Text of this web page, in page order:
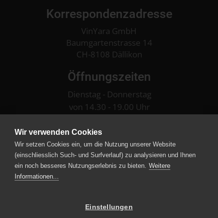
Detail
Korrespondenzadresse
VinYara GmbH
Baumgartenstrasse 14
CH-8108 Dällikon
Öffnungszeiten
Dienstag - Donnerstag
von 14.30 - 19.00 Uhr
von 13.00 - 16.00 Uhr
oder nach telefonischer Vereinbarung076 309 09 29
Wir verwenden Cookies
Wir setzen Cookies ein, um die Nutzung unserer Website
(einschliesslich Such- und Surfverlauf) zu analysieren und Ihnen
ein noch besseres Nutzungserlebnis zu bieten. Weitere
Informationen...
Einstellungen